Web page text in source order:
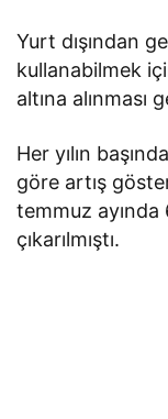
Yurt dışından
kullanabilmek
altına alınması
Her yılın
göre artış
temmuz ayında
çıkarılmıştı.